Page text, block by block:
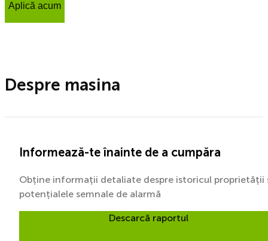
Aplică acum
Despre masina
Informează-te înainte de a cumpăra
Obține informații detaliate despre istoricul proprietății
potențialele semnale de alarmă
Descarcă raportul